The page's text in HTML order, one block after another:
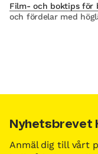
Film- och boktips för
och fördelar med
Nyhetsbrevet
Anmäl dig till vårt